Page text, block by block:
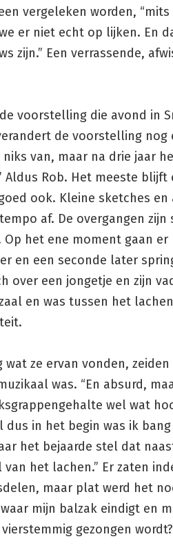
vergeleken worden, “mits
er niet echt op lijken. En
zijn.” Een verrassende,
voorstelling die avond in
de voorstelling nog
van, maar na drie jaar
Aldus Rob. Het meeste blijft
ook. Kleine sketches en
af. De overgangen zijn
het ene moment gaan er
en een seconde later
over een jongetje en zijn
en was tussen het
ze ervan vonden, zeiden
was. “En absurd,
wel wat
in het begin was ik
het bejaarde stel dat
het lachen.” Er zaten
maar plat werd het
mijn balzak eindigt en
gezongen wordt?